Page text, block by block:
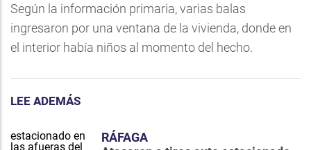
Según la información primaria, varias balas
ingresaron por una ventana de la vivienda, donde en
el interior había niños al momento del hecho.
LEE ADEMÁS
RÁFAGA